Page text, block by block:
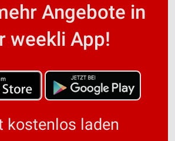
Angebote in
weekli App!
kostenlos laden